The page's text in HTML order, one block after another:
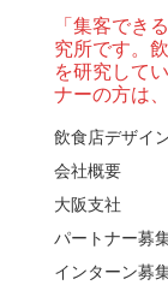
「集客でき
究所です。
を研究して
ナーの方は
飲食店デザイ
会社概要
大阪支社
パートナー募
インターン募